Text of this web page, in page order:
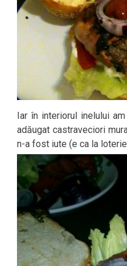
Iar în interiorul inelului
adăugat castraveciori
n-a fost iute (e ca la